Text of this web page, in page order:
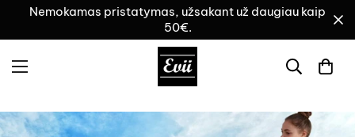
Nemokamas pristatymas, užsakant už daugiau kaip
50€.